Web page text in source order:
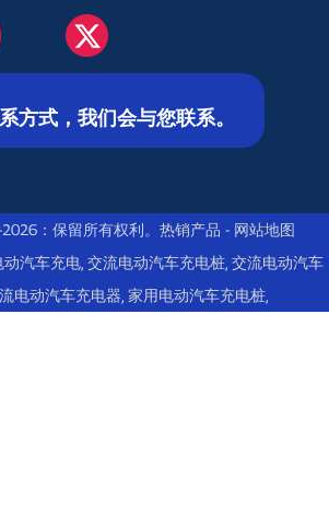
方式，我们会与您联系。
：保留所有权利。 热销产品 - 网站地图
动汽车充电 交流电动汽车充电桩 交流电动汽车
电动汽车充电器 家用电动汽车充电桩,